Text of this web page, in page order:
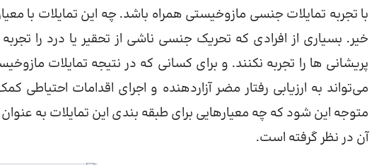
با تجربه تمایلات جنسی مازوخیستی همراه باشد. چه این تمایلات با
خیر. بسیاری از افرادی که تحریک جنسی ناشی از تحقیر یا درد را
پریشانی ها را تجربه نکنند. و برای کسانی که در نتیجه تمایلات
می‌تواند به ارزیابی رفتار مضر آزاردهنده و اجرای اقدامات
متوجه این شود که چه معیارهایی برای طبقه بندی این تمایلات به
آن در نظر گرفته است.